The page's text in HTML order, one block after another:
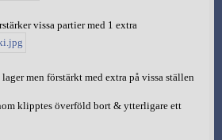
vissa partier med 1 extra
men förstärkt med extra på vissa ställen
klipptes överföld bort & ytterligare ett